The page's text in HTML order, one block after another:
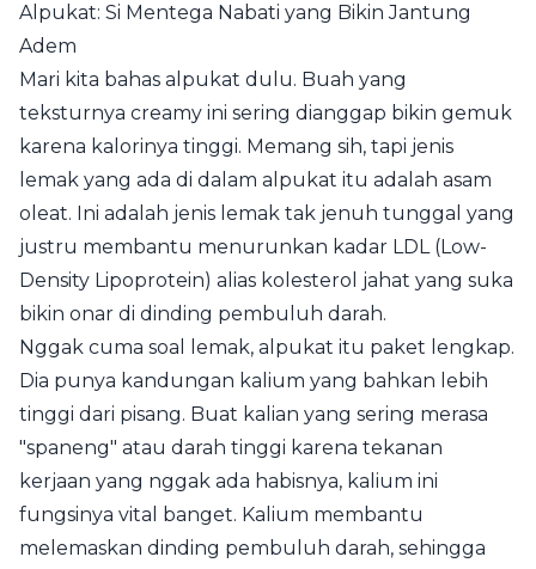
Alpukat: Si Mentega Nabati yang Bikin Jantung
Adem
Mari kita bahas alpukat dulu. Buah yang
teksturnya creamy ini sering dianggap bikin gemuk
karena kalorinya tinggi. Memang sih, tapi jenis
lemak yang ada di dalam alpukat itu adalah asam
oleat. Ini adalah jenis lemak tak jenuh tunggal yang
justru membantu menurunkan kadar LDL (Low-
Density Lipoprotein) alias kolesterol jahat yang suka
bikin onar di dinding pembuluh darah.
Nggak cuma soal lemak, alpukat itu paket lengkap.
Dia punya kandungan kalium yang bahkan lebih
tinggi dari pisang. Buat kalian yang sering merasa
"spaneng" atau darah tinggi karena tekanan
kerjaan yang nggak ada habisnya, kalium ini
fungsinya vital banget. Kalium membantu
melemaskan dinding pembuluh darah, sehingga